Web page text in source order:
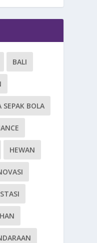
BALI
SEPAK BOLA
HEWAN